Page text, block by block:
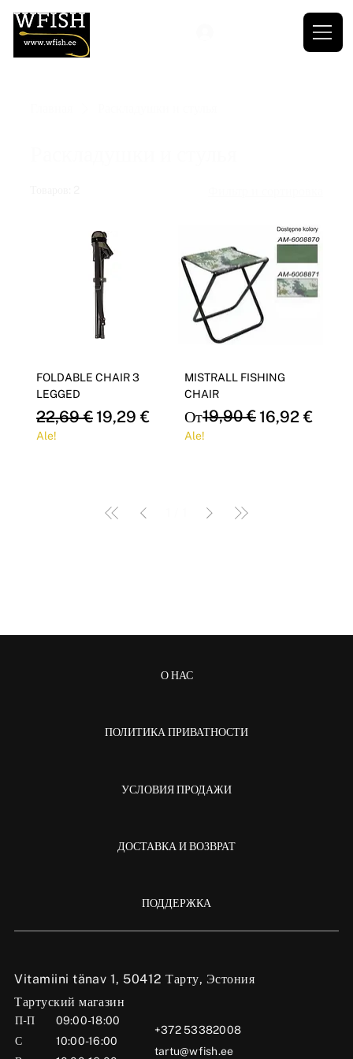
FOLDABLE CHAIR 3
LEGGED
Обычная цена
22,69 € Цена со скидкой
19,29 €
Ale!
MISTRALL FISHING
CHAIR
От
Обычная цена
19,90 € 16,92 €
Цена со скидкой
Ale!
Vitamiini tänav 1, 50412 Тарту, Эстония
Тартуский магазин
П-П
09:00-18:00
С
10:00-16:00
+372 53382008
tartu@wfish.ee
О НАС
ПОЛИТИКА ПРИВАТНОСТИ
УСЛОВИЯ ПРОДАЖИ
ДОСТАВКА И ВОЗВРАТ
ПОДДЕРЖКА